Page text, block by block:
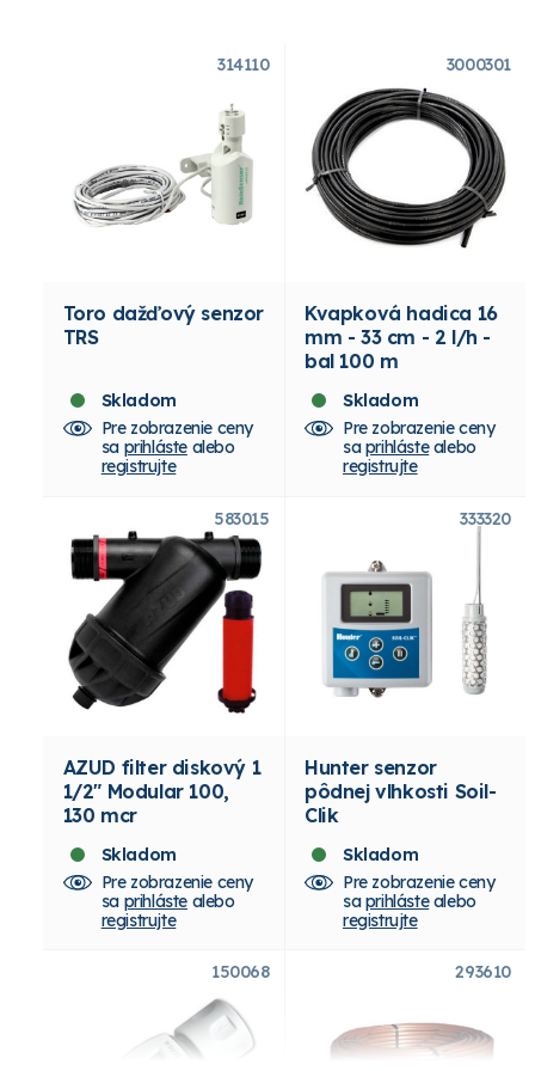
314110
Toro dažďový senzor
TRS
Skladom
Pre zobrazenie ceny
sa prihlástealebo
registrujte
3000301
Kvapková hadica 16
mm - 33 cm - 2 l/h -
bal 100 m
Skladom
Pre zobrazenie ceny
saprihlástealebo
registrujte
583015
AZUD filter diskový 1
1/2" Modular 100,
130 mcr
Skladom
Pre zobrazenie ceny
sa prihlástealebo
registrujte
333320
Hunter senzor
pôdnej vlhkosti Soil-
Clik
Skladom
Pre zobrazenie ceny
saprihlástealebo
registrujte
150068 293610